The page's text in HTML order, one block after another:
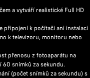
a vytváří realistické Full HD
připojení k počítači ani instalaci
k televizoru, monitoru nebo
přenosu z fotoaparátu na
60 snímků za sekundu.
(počet snímků za sekundu) s